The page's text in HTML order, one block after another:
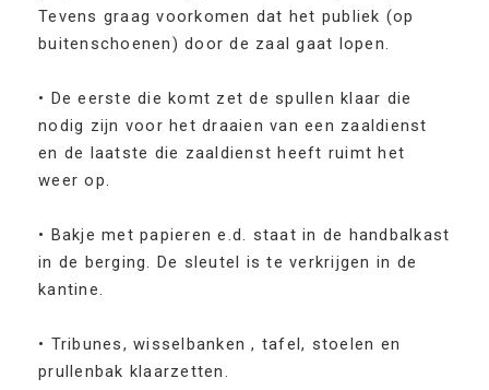
Tevens graag voorkomen dat het publiek (op
buitenschoenen) door de zaal gaat lopen.
• De eerste die komt zet de spullen klaar die
nodig zijn voor het draaien van een zaaldienst
en de laatste die zaaldienst heeft ruimt het
weer op.
• Bakje met papieren e.d. staat in de handbalkast
in de berging. De sleutel is te verkrijgen in de
kantine.
• Tribunes, wisselbanken , tafel, stoelen en
prullenbak klaarzetten.